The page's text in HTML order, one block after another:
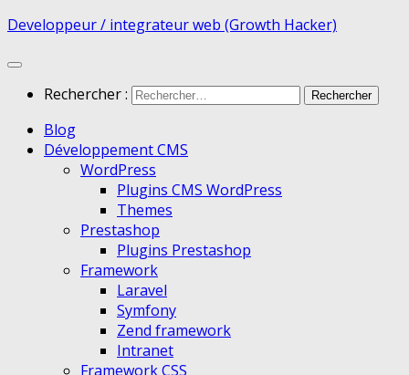
Developpeur / integrateur web (Growth Hacker)
Rechercher :
Blog
Développement CMS
WordPress
Plugins CMS WordPress
Themes
Prestashop
Plugins Prestashop
Framework
Laravel
Symfony
Zend framework
Intranet
Framework CSS